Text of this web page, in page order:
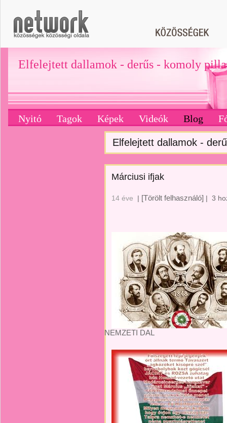
Elfelejtett dallamok - derűs - komoly
Nyitó Tagok Képek Videók Blog
Elfelejtett dallamok -
Márciusi ifjak
14 éve | [Törölt felhasználó] | 3
NEMZETI DAL